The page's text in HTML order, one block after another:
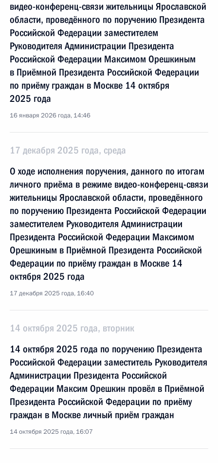
видео-конференц-связи жительницы Ярославской
области, проведённого по поручению Президента
Российской Федерации заместителем
Руководителя Администрации Президента
Российской Федерации Максимом Орешкиным
в Приёмной Президента Российской Федерации
по приёму граждан в Москве 14 октября
2025 года
16 января 2026 года, 14:46
17 декабря 2025 года, среда
О ходе исполнения поручения, данного по итогам
личного приёма в режиме видео-конференц-связи
жительницы Ярославской области, проведённого
по поручению Президента Российской Федерации
заместителем Руководителя Администрации
Президента Российской Федерации Максимом
Орешкиным в Приёмной Президента Российской
Федерации по приёму граждан в Москве 14
октября 2025 года
17 декабря 2025 года, 16:40
14 октября 2025 года, вторник
14 октября 2025 года по поручению Президента
Российской Федерации заместитель Руководителя
Администрации Президента Российской
Федерации Максим Орешкин провёл в Приёмной
Президента Российской Федерации по приёму
граждан в Москве личный приём граждан
14 октября 2025 года, 16:07